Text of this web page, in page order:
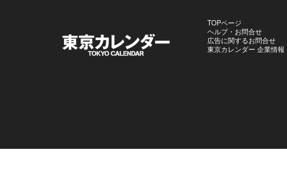
TOPページ
ヘルプ・お問合せ
広告に関するお問合せ
東京カレンダー 企業情報